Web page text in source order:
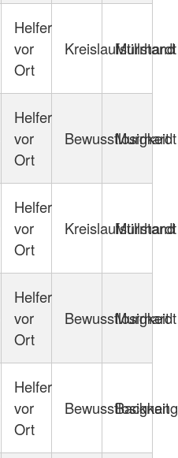
Helfer
vor
Ort
Kreislaufstillstand
Murrhardt
Helfer
vor
Ort
Bewusstlosigkeit
Murrhardt
Helfer
vor
Ort
Kreislaufstillstand
Murrhardt
Helfer
vor
Ort
Bewusstlosigkeit
Murrhardt
Helfer
vor
Ort
Bewusstlosigkeit
Backnang